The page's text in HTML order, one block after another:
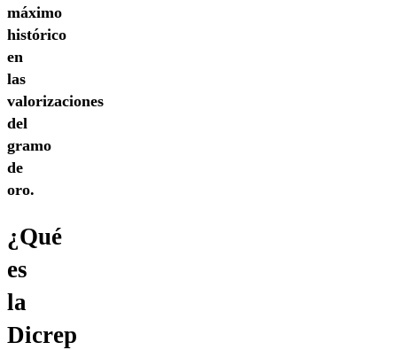
máximo
histórico
en
las
valorizaciones
del
gramo
de
oro.
¿Qué
es
la
Dicrep